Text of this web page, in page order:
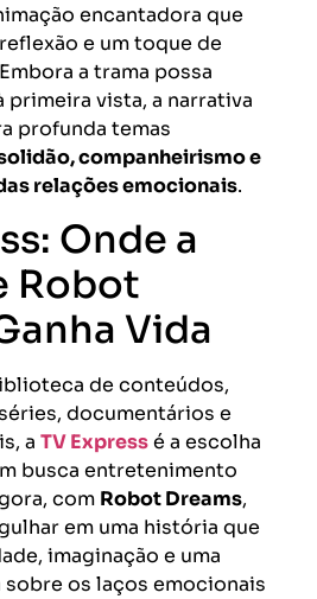
encantadora que
e um toque de
a trama possa
primeira vista, a narrativa
profunda temas
companheirismo e
relações emocionais.
Onde a
Robot
Vida
de conteúdos,
documentários e
a TV Expressé a escolha
busca entretenimento
com Robot Dreams,
em uma história que
imaginação e uma
os laços emocionais